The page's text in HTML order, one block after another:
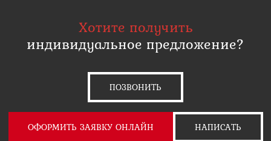
Хотите получить
индивидуальное предложение?
ПОЗВОНИТЬ
ОФОРМИТЬ ЗАЯВКУ ОНЛАЙН НАПИСАТЬ